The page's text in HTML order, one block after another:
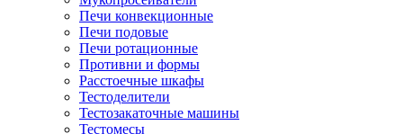
Печи конвекционные
Печи подовые
Печи ротационные
Противни и формы
Расстоечные шкафы
Тестоделители
Тестозакаточные машины
Тестомесы